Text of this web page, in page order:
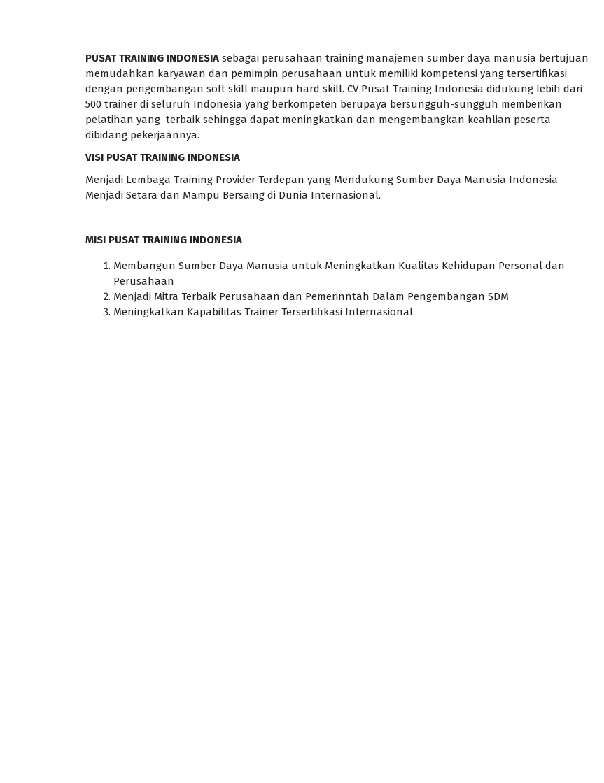
PUSAT TRAINING INDONESIA sebagai perusahaan training manajemen sumber daya manusia bertujuan
memudahkan karyawan dan pemimpin perusahaan untuk memiliki kompetensi yang tersertifikasi
dengan pengembangan soft skill maupun hard skill. CV Pusat Training Indonesia didukung lebih dari
500 trainer di seluruh Indonesia yang berkompeten berupaya bersungguh-sungguh memberikan
pelatihan yang terbaik sehingga dapat meningkatkan dan mengembangkan keahlian peserta
dibidang pekerjaannya.
VISI PUSAT TRAINING INDONESIA
Menjadi Lembaga Training Provider Terdepan yang Mendukung Sumber Daya Manusia Indonesia
Menjadi Setara dan Mampu Bersaing di Dunia Internasional.
MISI PUSAT TRAINING INDONESIA
Membangun Sumber Daya Manusia untuk Meningkatkan Kualitas Kehidupan Personal dan
Perusahaan
Menjadi Mitra Terbaik Perusahaan dan Pemerinntah Dalam Pengembangan SDM
Meningkatkan Kapabilitas Trainer Tersertifikasi Internasional